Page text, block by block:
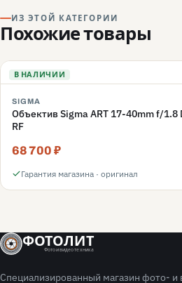
ИЗ ЭТОЙ КАТЕГОРИИ
Похожие товары
В НАЛИЧИИ
SIGMA
Объектив Sigma ART 17-40mm f/1.8
RF
68 700 ₽
Гарантия магазина · оригинал
ФОТОЛИТ
Фото и видео техника
Специализированный магазин фото-